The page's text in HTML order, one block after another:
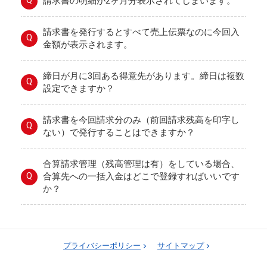
Q
請求書を発行するとすべて売上伝票なのに今回入
金額が表示されます。
Q
締日が月に3回ある得意先があります。締日は複数
設定できますか？
Q
請求書を今回請求分のみ（前回請求残高を印字し
ない）で発行することはできますか？
Q
合算請求管理（残高管理は有）をしている場合、
合算先への一括入金はどこで登録すればいいです
か？
プライバシーポリシー サイトマップ